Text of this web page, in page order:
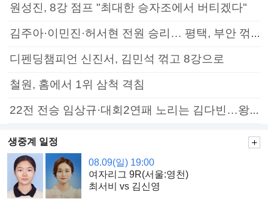
원성진, 8강 점프 "최대한 승자조에서 버티겠다"
김주아·이민진·허서현 전원 승리… 평택, 부안 꺾고 5연승
디펜딩챔피언 신진서, 김민석 꺾고 8강으로
철원, 홈에서 1위 삼척 격침
22전 전승 임상규·대회2연패 노리는 김다빈…왕중왕전 16강 7일부터
생중계 일정
08.09(일) 19:00
여자리그 9R(서울:영천)
최서비 vs 김신영